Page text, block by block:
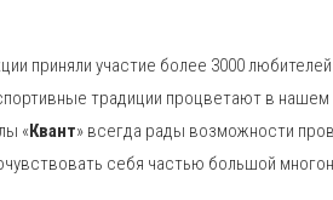
приняли участие более 3000
традиции процветают в нашем
«Квант» всегда рады возможности
себя частью большой